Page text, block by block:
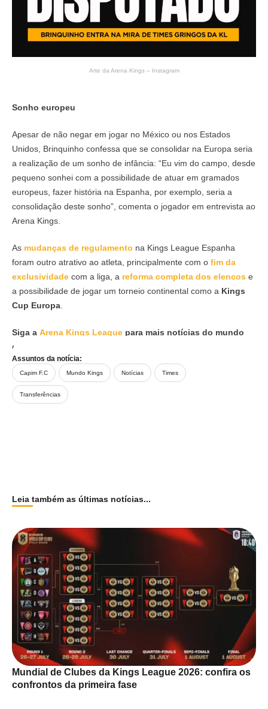
Arte da Arena Kings – Instagram
Sonho europeu
Apesar de não negar em jogar no México ou nos Estados
Unidos, Brinquinho confessa que se consolidar na Europa seria
a realização de um sonho de infância: “Eu vim do campo, desde
pequeno sonhei com a possibilidade de atuar em gramados
europeus, fazer história na Espanha, por exemplo, seria a
consolidação deste sonho”, comenta o jogador em entrevista ao
Arena Kings.
As mudanças de regulamento na Kings League Espanha
foram outro atrativo ao atleta, principalmente com o fim da
exclusividade com a liga, a reforma completa dos elencos e
a possibilidade de jogar um torneio continental como a Kings
Cup Europa
Siga a Arena Kings League para mais notícias do mundo
da Kings!
Assuntos da notícia:
Capim F.C Mundo Kings Notícias Times
Transferências
Leia também as últimas notícias...
Mundial de Clubes da Kings League 2026: confira os
confrontos da primeira fase